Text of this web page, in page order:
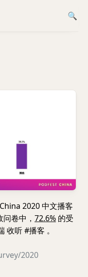
2020 中文播客
卷中， 72.6% 的受
收听 #播客 。
2020